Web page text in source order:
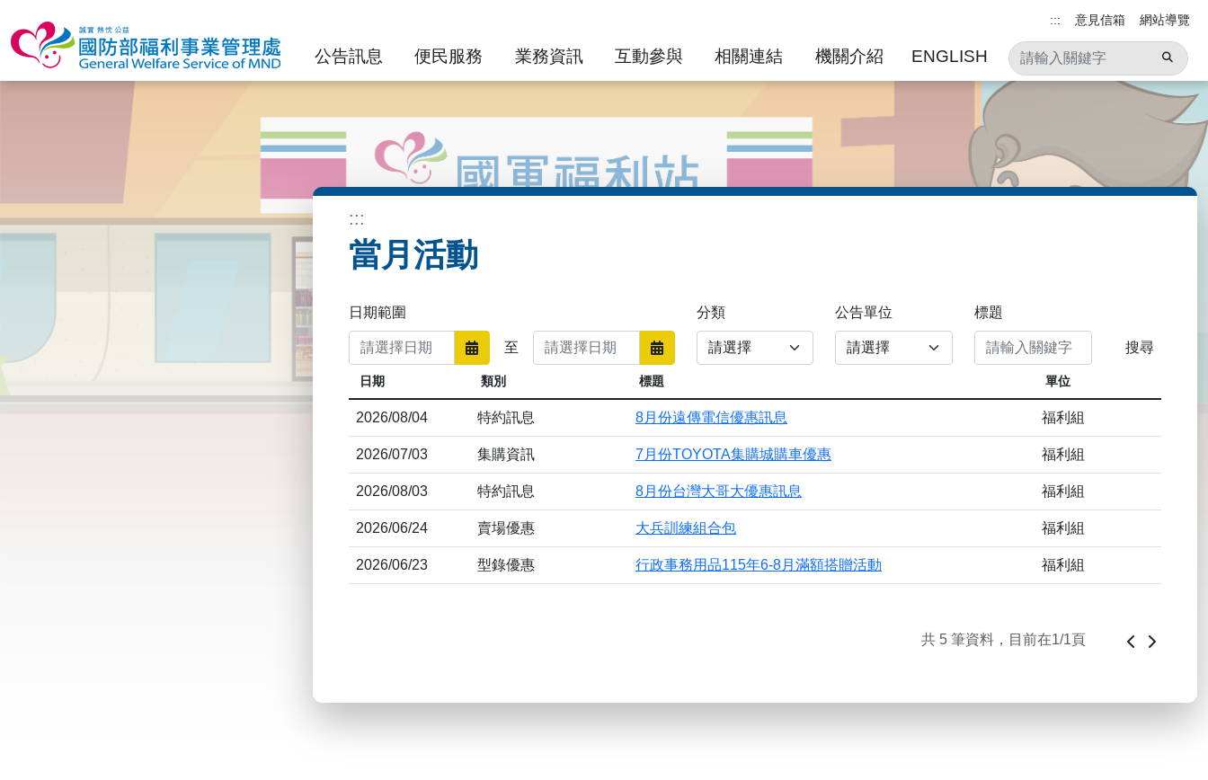
::: 意見信箱 網站導覽
公告訊息 便民服務 業務資訊 互動參與 相關連結 機關介紹 ENGLISH
:::
當月活動
日期範圍
至
分類 公告單位 標題
日期 類別 標題 單位
2026/08/04 特約訊息 8月份遠傳電信優惠訊息 福利組
2026/07/03 集購資訊 7月份TOYOTA集購城購車優惠 福利組
2026/08/03 特約訊息 8月份台灣大哥大優惠訊息 福利組
2026/06/24 賣場優惠 大兵訓練組合包 福利組
2026/06/23 型錄優惠 行政事務用品115年6-8月滿額搭贈活動 福利組
共 5 筆資料，目前在1/1頁